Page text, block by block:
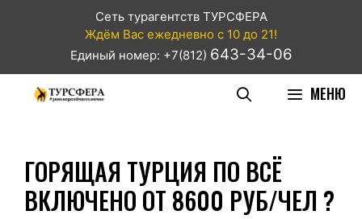
Сеть турагентств ТУРСФЕРА
Ждём Вас ежедневно с 10 до 21!
Единый номер: +7(812) 643-34-06
МЕНЮ
ГОРЯЩАЯ ТУРЦИЯ ПО ВСЁ
ВКЛЮЧЕНО ОТ 8600 РУБ/ЧЕЛ ?